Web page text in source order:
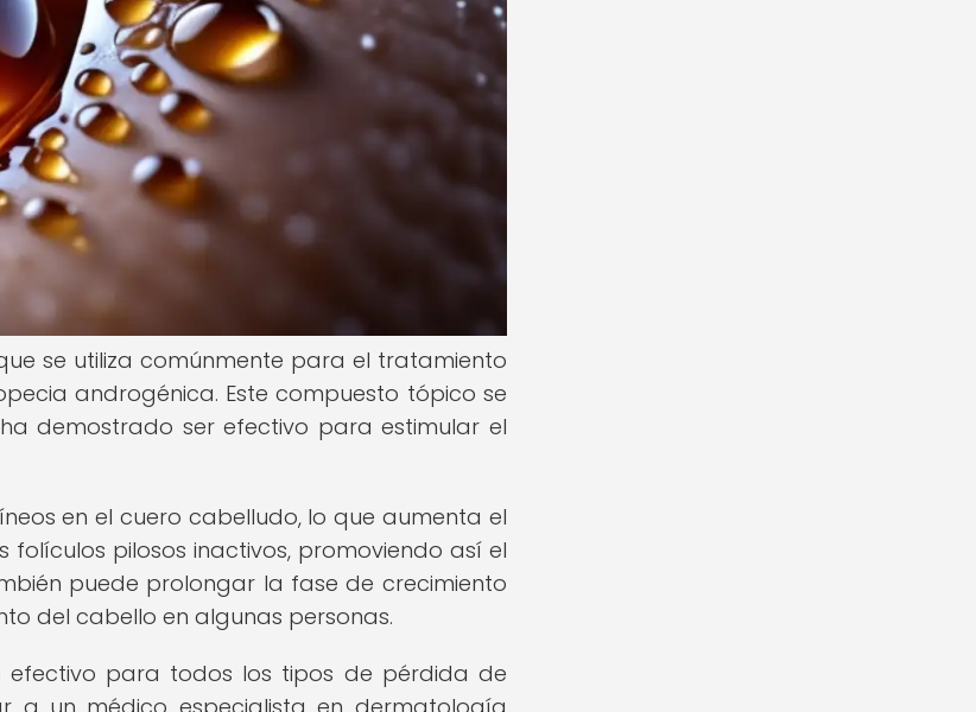
se utiliza comúnmente para el tratamiento
androgénica. Este compuesto tópico se
demostrado ser efectivo para estimular el
en el cuero cabelludo, lo que aumenta el
folículos pilosos inactivos, promoviendo así el
puede prolongar la fase de crecimiento
del cabello en algunas personas.
efectivo para todos los tipos de pérdida de